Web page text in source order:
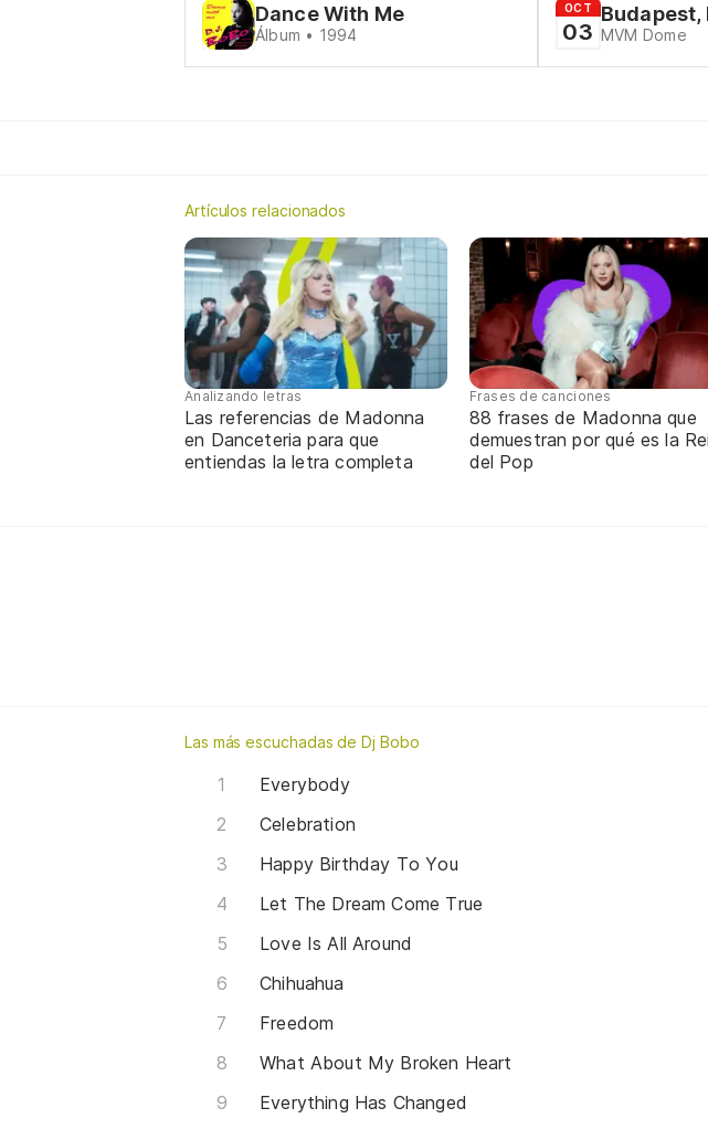
Dance With Me
Álbum • 1994
OCT
03
Budapest,
MVM Dome
Artículos relacionados
Analizando letras
Las referencias de Madonna
en Danceteria para que
entiendas la letra completa
Frases de canciones
88 frases de Madonna que
demuestran por qué es la
del Pop
Las más escuchadas de Dj Bobo
Everybody
Celebration
Happy Birthday To You
Let The Dream Come True
Love Is All Around
Chihuahua
Freedom
What About My Broken Heart
Everything Has Changed